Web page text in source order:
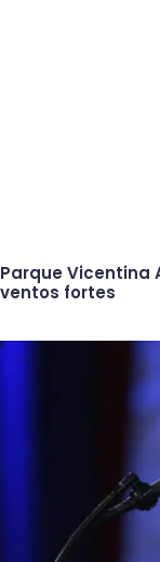
Parque Vicentina
ventos fortes